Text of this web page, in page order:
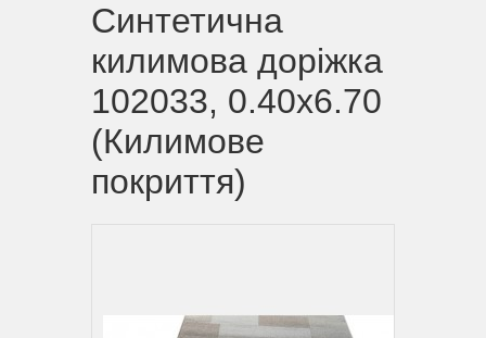
Синтетична
килимова доріжка
102033, 0.40x6.70
(Килимове
покриття)